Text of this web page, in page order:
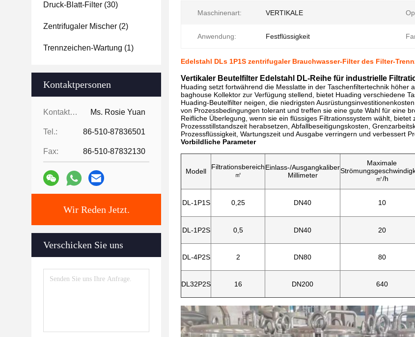
Druck-Blatt-Filter (30)
Zentrifugaler Mischer (2)
Trennzeichen-Wartung (1)
Kontaktpersonen
Kontaktpersonen: Ms. Rosie Yuan
Tel.: 86-510-87836501
Fax: 86-510-87832130
Wir Reden Jetzt.
Verschicken Sie uns
Maschinenart: VERTIKALE
Anwendung: Festflüssigkeit
Edelstahl DLs 1P1S zentrifugaler Brauchwasser-Filter des Filter-
Vertikaler Beutelfilter Edelstahl DL-Reihe für industrielle
Huading setzt fortwährend die Messlatte in der Taschenfiltertechnik
baghouse Kollektor zur Verfügung stellend, bietet Huading verschiedene
Huading-Beutelfilter neigen, die niedrigsten
von Prozessbedingungen tolerant und treffen sie eine gute Wahl für eine
Reifliche Überlegung, wenn sie ein flüssiges Filtrationssystem wählt,
Prozessstillstandszeit herabsetzen, Abfallbeseitigungskosten,
Prozessflüssigkeit, Wartungszeit und Ausgabe verringern und verbessert
Vorbildliche Parameter
Modell
Filtrationsbereich
㎡
Einlass-/Ausgangkaliber
Millimeter
Maximale
㎥/h
DL-1P1S 0,25 DN40 10
DL-1P2S 0,5 DN40 20
DL-4P2S 2 DN80 80
DL32P2S 16 DN200 640